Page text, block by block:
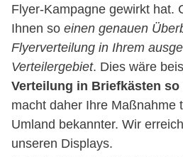
Flyer-Kampagne gewirkt hat.
Ihnen so einen genauen
Flyerverteilung in Ihrem
Verteilergebiet. Dies wäre
Verteilung in Briefkästen
macht daher Ihre Maßnahme
Umland bekannter. Wir
unseren Displays.